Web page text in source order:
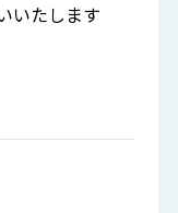
いたします